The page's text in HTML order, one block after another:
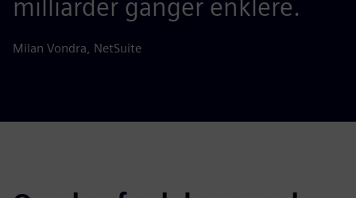
milliarder ganger enklere.
Milan Vondra, NetSuite